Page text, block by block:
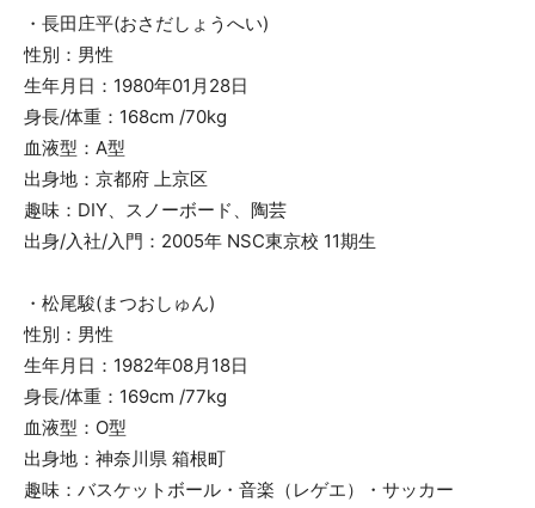
・長田庄平(おさだしょうへい)
性別：男性
生年月日：1980年01月28日
身長/体重：168cm /70kg
血液型：A型
出身地：京都府 上京区
趣味：DIY、スノーボード、陶芸
出身/入社/入門：2005年 NSC東京校 11期生
・松尾駿(まつおしゅん)
性別：男性
生年月日：1982年08月18日
身長/体重：169cm /77kg
血液型：O型
出身地：神奈川県 箱根町
趣味：バスケットボール・音楽（レゲエ）・サッカー